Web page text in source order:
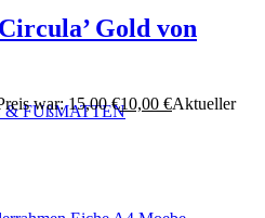
& FUßMATTEN
Gold von
war: 15,00 €10,00 €Aktueller